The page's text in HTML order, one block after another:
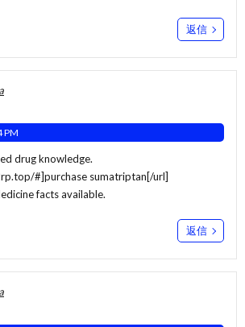
返信
PM
drug knowledge.
#]purchase sumatriptan[/url]
facts available.
返信